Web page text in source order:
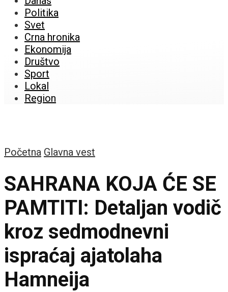
Politika
Svet
Crna hronika
Ekonomija
Društvo
Sport
Lokal
Region
Početna Glavna vest
SAHRANA KOJA ĆE SE
PAMTITI: Detaljan vodič
kroz sedmodnevni
ispraćaj ajatolaha
Hamneija